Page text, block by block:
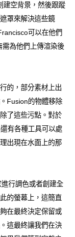
建空背景，然後跟蹤
罩來解決這些鏡
可以在他們
為他們上傳渲染後
的，部分素材上出
Fusion的物體移除
了這些污點。對於
有各種工具可以處
出現在水面上的那
行調色或者創建全
的螢幕上，這簡直
在最終決定保留或
這最終讓我們在決